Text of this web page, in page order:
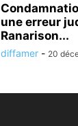
une erreur
Ranarison...
diffamer - 20